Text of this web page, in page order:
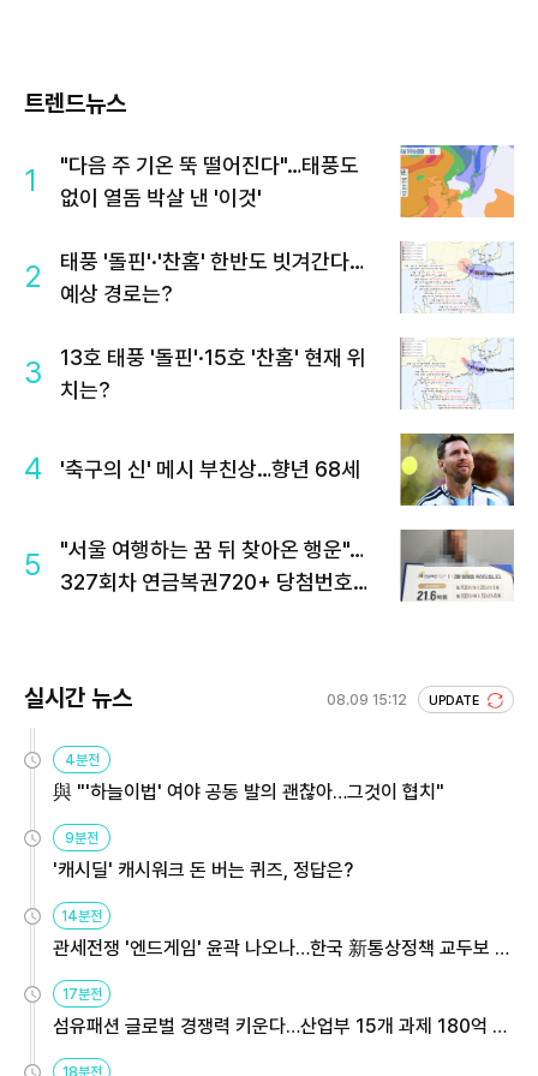
트렌드뉴스
1
"다음 주 기온 뚝 떨어진다"…태풍도
없이 열돔 박살 낸 '이것'
2
태풍 '돌핀'·'찬홈' 한반도 빗겨간다…
예상 경로는?
3
13호 태풍 '돌핀'·15호 '찬홈' 현재 위
치는?
4 '축구의 신' 메시 부친상…향년 68세
5
"서울 여행하는 꿈 뒤 찾아온 행운"…
327회차 연금복권720+ 당첨번호조
실시간 뉴스 08.09 15:12 UPDATE
4분전
與 "'하늘이법' 여야 공동 발의 괜찮아…그것이 협치"
9분전
'캐시딜' 캐시워크 돈 버는 퀴즈, 정답은?
14분전
관세전쟁 '엔드게임' 윤곽 나오나…한국 新통상정책 교두보 활
17분전
섬유패션 글로벌 경쟁력 키운다…산업부 15개 과제 180억 지
18분전